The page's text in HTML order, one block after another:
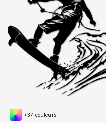
+37 couleurs